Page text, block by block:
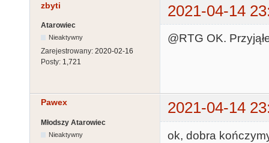
zbyti 2021-04-14
Atarowiec
Nieaktywny
Zarejestrowany: 2020-02-16
Posty: 1,721
@RTG OK.
Pawex 2021-04-14
Młodszy Atarowiec
Nieaktywny
ok, dobra